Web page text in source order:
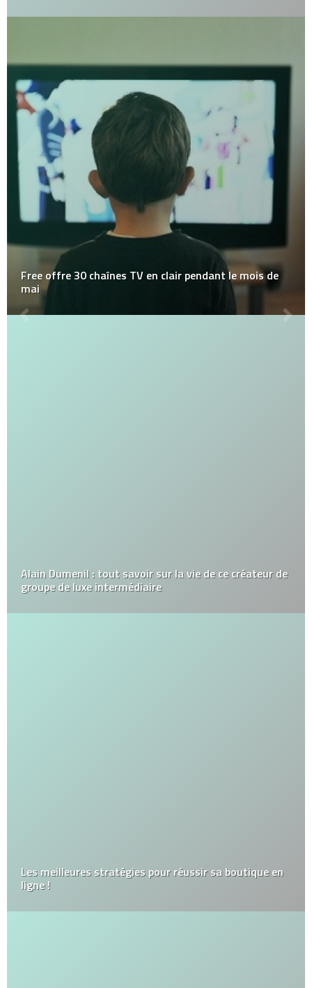
Free offre 30 chaînes TV en clair pendant le mois de
mai
Alain Dumenil : tout savoir sur la vie de ce créateur de
groupe de luxe intermédiaire
Les meilleures stratégies pour réussir sa boutique en
ligne !